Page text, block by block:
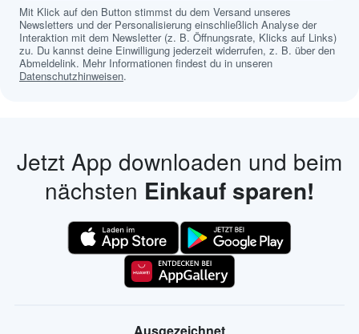
Mit Klick auf den Button stimmst du dem Versand unseres
Newsletters und der Personalisierung einschließlich Analyse der
Interaktion mit dem Newsletter (z. B. Öffnungsrate, Klicks auf Links)
zu. Du kannst deine Einwilligung jederzeit widerrufen, z. B. über den
Abmeldelink. Mehr Informationen findest du in unseren
Datenschutzhinweisen.
Jetzt App downloaden und beim
nächsten Einkauf sparen!